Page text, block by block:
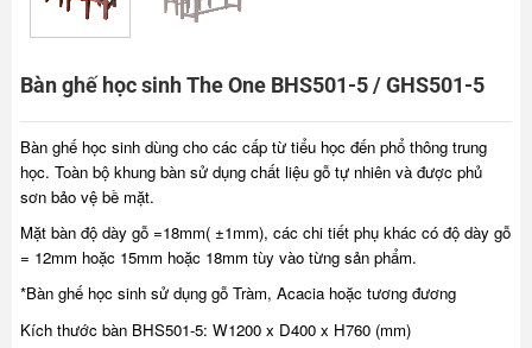
Bàn ghế học sinh The One BHS501-5 / GHS501-5
Bàn ghế học sinh dùng cho các cấp từ tiểu học đến phổ thông trung
học. Toàn bộ khung bàn sử dụng chất liệu gỗ tự nhiên và được phủ
sơn bảo vệ bề mặt.
Mặt bàn độ dày gỗ =18mm( ±1mm), các chi tiết phụ khác có độ dày gỗ
= 12mm hoặc 15mm hoặc 18mm tùy vào từng sản phẩm.
*Bàn ghế học sinh sử dụng gỗ Tràm, Acacia hoặc tương đương
Kích thước bàn BHS501-5: W1200 x D400 x H760 (mm)